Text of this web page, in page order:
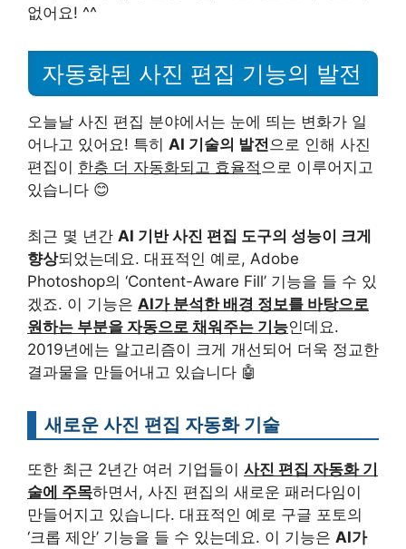
없어요! ^^
자동화된 사진 편집 기능의 발전
오늘날 사진 편집 분야에서는 눈에 띄는 변화가 일
어나고 있어요! 특히 AI 기술의 발전으로 인해 사진
편집이 한층 더 자동화되고 효율적으로 이루어지고
있습니다 😊
최근 몇 년간 AI 기반 사진 편집 도구의 성능이 크게
향상되었는데요. 대표적인 예로, Adobe
Photoshop의 ‘Content-Aware Fill’ 기능을 들 수 있
겠죠. 이 기능은 AI가 분석한 배경 정보를 바탕으로
원하는 부분을 자동으로 채워주는 기능인데요.
2019년에는 알고리즘이 크게 개선되어 더욱 정교한
결과물을 만들어내고 있습니다 🤖
새로운 사진 편집 자동화 기술
또한 최근 2년간 여러 기업들이 사진 편집 자동화 기
술에 주목하면서, 사진 편집의 새로운 패러다임이
만들어지고 있습니다. 대표적인 예로 구글 포토의
‘크롭 제안’ 기능을 들 수 있는데요. 이 기능은 AI가